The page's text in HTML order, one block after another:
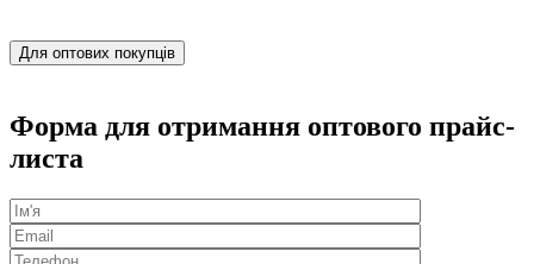
Для оптових покупців
Форма для отримання оптового прайс-
листа